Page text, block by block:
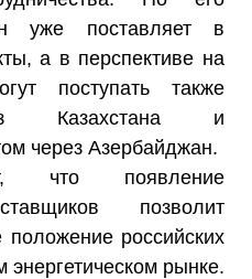
уже поставляет в
а в перспективе на
поступать также
Казахстана и
через Азербайджан.
что появление
позволит
российских
рынке.